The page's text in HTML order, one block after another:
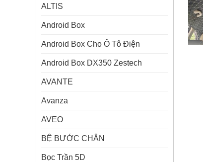
ALTIS
Android Box
Android Box Cho Ô Tô Điện
Android Box DX350 Zestech
AVANTE
Avanza
AVEO
BỆ BƯỚC CHÂN
Bọc Trần 5D